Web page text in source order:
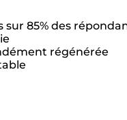
sur 85% des
régénérée